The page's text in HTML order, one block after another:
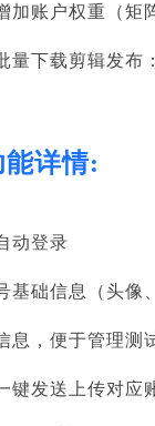
加账户权重（矩
量下载剪辑发布
详情:
动登录
基础信息（头像
息，便于管理测
键发送上传对应